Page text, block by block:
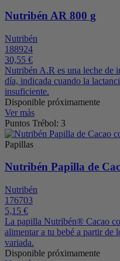
Nutribén AR 800 g
Nutribén
188924
30,55 €
Nutribén A.R es una leche de
día, indicada cuando la
insuficiente.
Disponible próximamente
Ver más
Puntos Trébol: 3
Papillas
Nutribén Papilla de
Nutribén
176703
5,15 €
La papilla Nutribén® Cacao
alimentar a tu bebé a partir de
variada.
Disponible próximamente